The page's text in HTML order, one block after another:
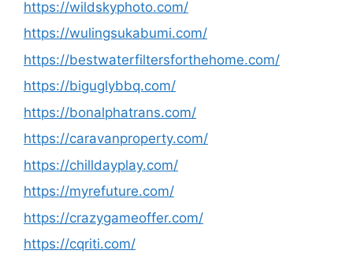
https://wildskyphoto.com/
https://wulingsukabumi.com/
https://bestwaterfiltersforthehome.com/
https://biguglybbq.com/
https://bonalphatrans.com/
https://caravanproperty.com/
https://chilldayplay.com/
https://myrefuture.com/
https://crazygameoffer.com/
https://cqriti.com/